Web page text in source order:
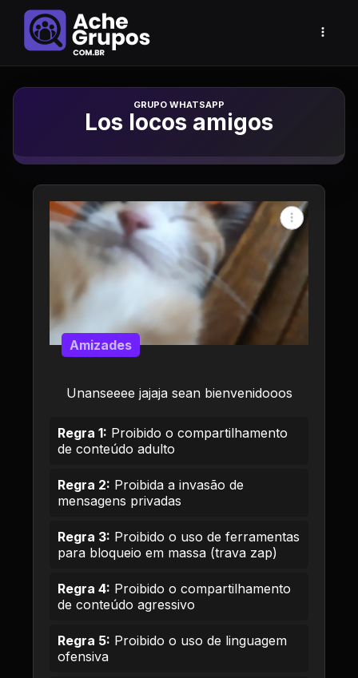
Grupo de Whatsapp
Los locos amigos
Unanseeee jajaja sean bienvenidooos
Amizades
Regra 1: Proibido o compartilhamento
de conteúdo adulto
Regra 2: Proibida a invasão de
mensagens privadas
Regra 3: Proibido o uso de ferramentas
para bloqueio em massa (trava zap)
Regra 4: Proibido o compartilhamento
de conteúdo agressivo
Regra 5: Proibido o uso de linguagem
ofensiva